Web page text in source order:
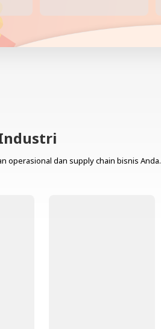
operasional dan supply chain bisnis Anda.